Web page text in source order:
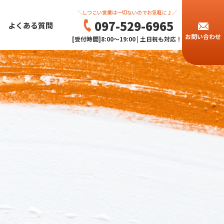
よくある質問
＼しつこい営業は一切ないのでお気軽に♪／
097-529-6965
[受付時間]8:00～19:00 | 土日祝も対応！ お問い合わせ